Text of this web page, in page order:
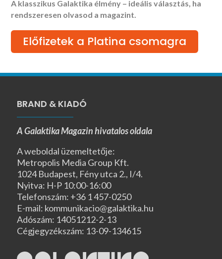
A klasszikus Galaktika élmény – ideális választás, ha
rendszeresen olvasod a magazint.
Előfizetek a Platina csomagra
BRAND & KIADÓ
A Galaktika Magazin hivatalos oldala
A weboldal üzemeltetője:
Metropolis Media Group Kft.
1024 Budapest, Fény utca 2., I/4.
Nyitva: H-P 10:00-16:00
Telefonszám: +36 1 457-0250
E-mail: kommunikacio@galaktika.hu
Adószám: 14051212-2-13
Cégjegyzékszám: 13-09-134615